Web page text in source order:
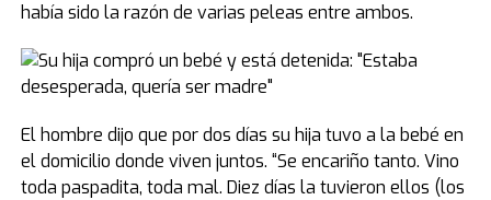
había sido la razón de varias peleas entre ambos.
El hombre dijo que por dos días su hija tuvo a la bebé en
el domicilio donde viven juntos. “Se encariño tanto. Vino
toda paspadita, toda mal. Diez días la tuvieron ellos (los